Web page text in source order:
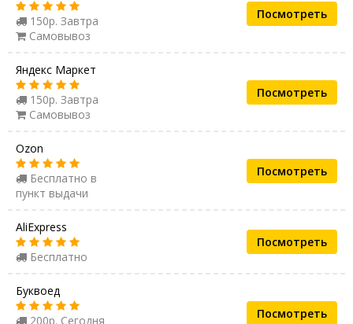
150р. Завтра
Самовывоз
Посмотреть
Яндекс Маркет
150р. Завтра
Самовывоз
Посмотреть
Ozon
Бесплатно в
пункт выдачи
Посмотреть
AliExpress
Бесплатно
Посмотреть
Буквоед
200р. Сегодня
Посмотреть